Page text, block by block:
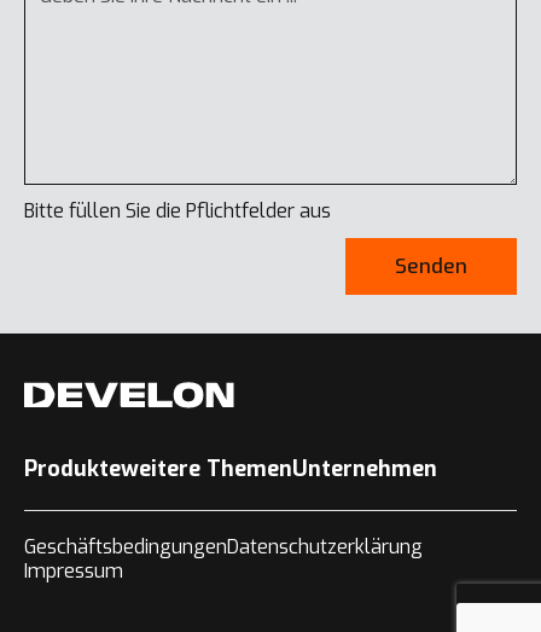
Bitte füllen Sie die Pflichtfelder aus
Senden
Produkteweitere ThemenUnternehmen
GeschäftsbedingungenDatenschutzerklärung
Impressum